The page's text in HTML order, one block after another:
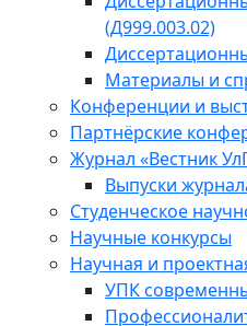
(Д999.003.02)
Материалы и
Конференции и
Партнёрские
Журнал «Вестник
Выпуски
Студенческое
Научные конкурсы
Научная и
УПК